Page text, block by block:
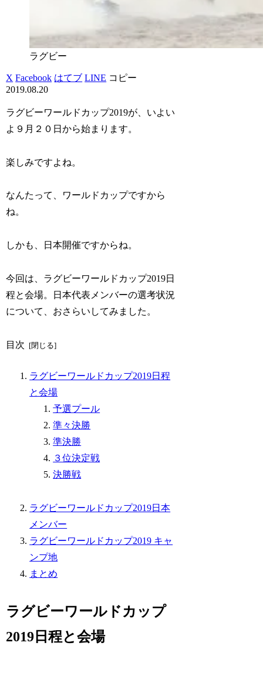
ラグビー
X Facebook はてブ LINE コピー
2019.08.20
ラグビーワールドカップ2019が、いよい
よ９月２０日から始まります。
楽しみですよね。
なんたって、ワールドカップですから
ね。
しかも、日本開催ですからね。
今回は、ラグビーワールドカップ2019日
程と会場。日本代表メンバーの選考状況
について、おさらいしてみました。
目次
ラグビーワールドカップ2019日程
と会場
予選プール
準々決勝
準決勝
３位決定戦
決勝戦
ラグビーワールドカップ2019日本
メンバー
ラグビーワールドカップ2019 キャ
ンプ地
まとめ
ラグビーワールドカップ
2019日程と会場